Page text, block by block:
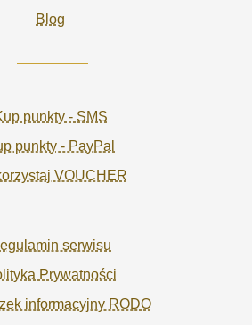
Blog
punkty - SMS
punkty - PayPal
VOUCHER
serwisu
Prywatności
informacyjny RODO